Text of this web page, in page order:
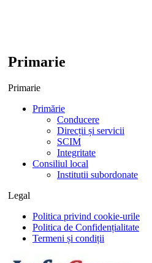
Primarie
Primarie
Primărie
Conducere
Direcții și servicii
SCIM
Integritate
Consiliul local
Institutii subordonate
Legal
Politica privind cookie-urile
Politica de Confidențialitate
Termeni și condiții